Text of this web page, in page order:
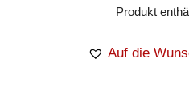
Produkt
Auf die